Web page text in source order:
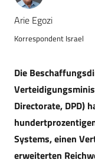
Arie Egozi
Korrespondent Israel
Die
Directorate, DPD)
Systems, einen
erweiterten